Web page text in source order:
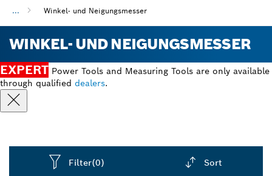
... Winkel- und Neigungsmesser
WINKEL- UND NEIGUNGSMESSER
EXPERT Power Tools and Measuring Tools are only available
through qualified dealers.
Filter(0) Sort